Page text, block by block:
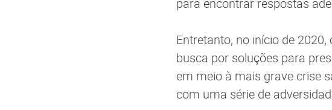
para encontrar respostas
Entretanto, no início de
busca por soluções para
em meio à mais grave crise
com uma série de